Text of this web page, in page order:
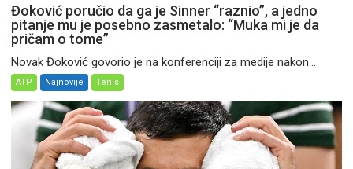
Đoković poručio da ga je Sinner “raznio”, a jedno
pitanje mu je posebno zasmetalo: “Muka mi je da
pričam o tome”
Novak Đoković govorio je na konferenciji za medije nakon...
ATP Najnovije Tenis